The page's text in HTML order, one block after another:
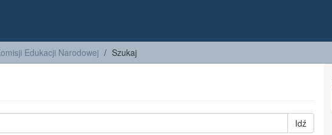
Edukacji Narodowej Szukaj
Idź